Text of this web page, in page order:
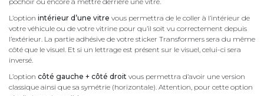
L’option intérieur d’une vitre vous permettra de le coller à l’intérieur de
votre véhicule ou de votre vitrine pour qu’il soit vu correctement depuis
l’extérieur. La partie adhésive de votre sticker Transformers sera du même
côté que le visuel. Et si un lettrage est présent sur le visuel, celui-ci sera
inversé.
L’option côté gauche + côté droit vous permettra d’avoir une version
classique ainsi que sa symétrie (horizontale). Attention, pour cette option